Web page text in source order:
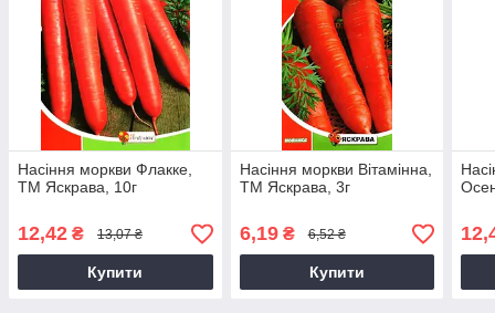
Насіння моркви Флакке,
ТМ Яскрава, 10г
12,42 ₴ 13,07 ₴
Купити
Насіння моркви Вiтамiнна,
ТМ Яскрава, 3г
6,19₴ 6,52 ₴
Купити